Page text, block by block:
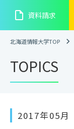
insert_drive_file 資料請求
北海道情報大学TOP
TOPICS
2017年05月